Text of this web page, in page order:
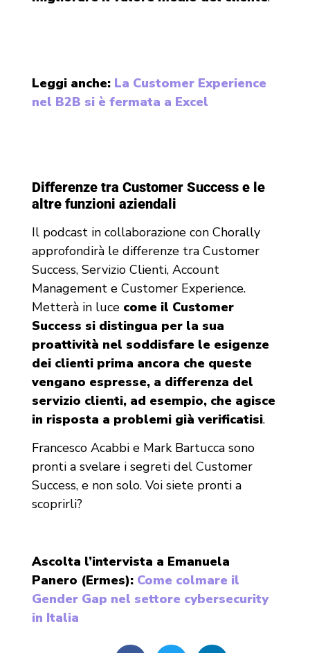
Leggi anche: La Customer Experience
nel B2B si è fermata a Excel
Differenze tra Customer Success e le
altre funzioni aziendali
Il podcast in collaborazione con Chorally
approfondirà le differenze tra Customer
Success, Servizio Clienti, Account
Management e Customer Experience.
Metterà in luce come il Customer
Success si distingua per la sua
proattività nel soddisfare le esigenze
dei clienti prima ancora che queste
vengano espresse, a differenza del
servizio clienti, ad esempio, che agisce
in risposta a problemi già verificatisi.
Francesco Acabbi e Mark Bartucca sono
pronti a svelare i segreti del Customer
Success, e non solo. Voi siete pronti a
scoprirli?
Ascolta l’intervista a Emanuela
Panero (Ermes): Come colmare il
Gender Gap nel settore cybersecurity
in Italia